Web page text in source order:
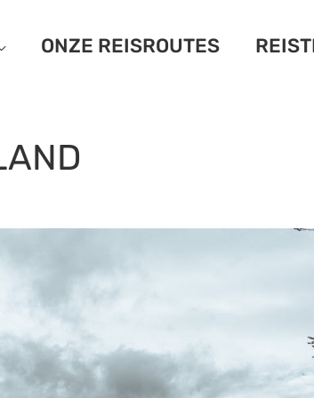
ONZE REISROUTES